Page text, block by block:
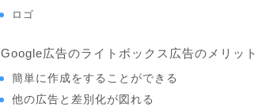
ロゴ
Google広告のライトボックス広告のメリット
簡単に作成をすることができる
他の広告と差別化が図れる